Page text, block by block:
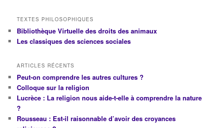
TEXTES PHILOSOPHIQUES
Bibliothèque Virtuelle des droits des animaux
Les classiques des sciences sociales
ARTICLES RÉCENTS
Peut-on comprendre les autres cultures ?
Colloque sur la religion
Lucrèce : La religion nous aide-t-elle à comprendre la nature
?
Rousseau : Est-il raisonnable d’avoir des croyances